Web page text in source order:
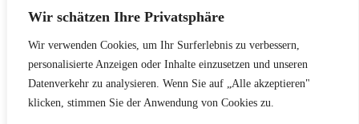
Wir schätzen Ihre Privatsphäre
Wir verwenden Cookies, um Ihr Surferlebnis zu verbessern,
personalisierte Anzeigen oder Inhalte einzusetzen und unseren
Datenverkehr zu analysieren. Wenn Sie auf „Alle akzeptieren"
klicken, stimmen Sie der Anwendung von Cookies zu.
News
Netzwerk
Kontakt